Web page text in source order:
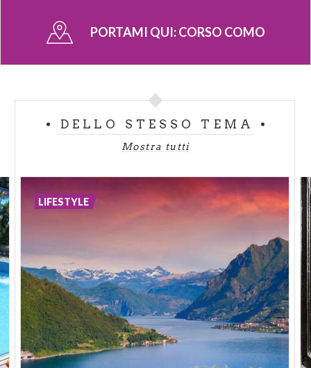
Dal cortile interno si accede al negozio di oggetti
Il luogo ideale dove fare shopping, rilassarsi e
scoprire le nuove tendenze metropolitane e
internazionali. Non manca un ristorante e un caffè
con tavolini esterni dove rilassarsi e fare incontri in
una cornice dal fascino insolito.
PORTAMI QUI:CORSO COMO
DELLO STESSO TEMA
Mostra tutti
LIFESTYLE